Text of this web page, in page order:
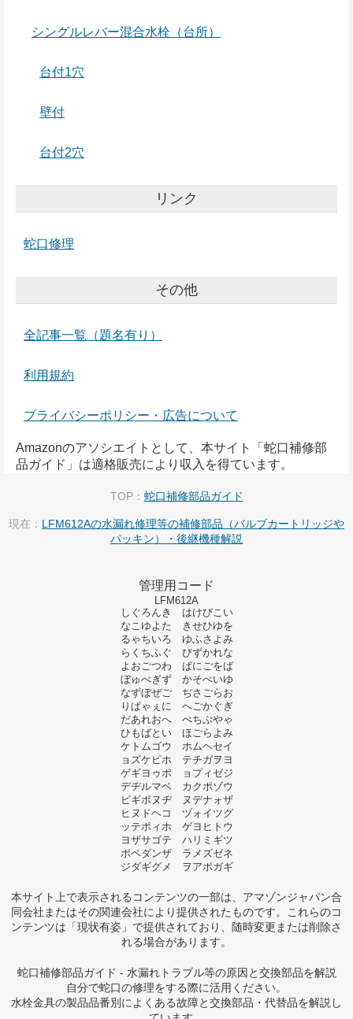
シングルレバー混合水栓（台所）
台付1穴
壁付
台付2穴
リンク
蛇口修理
その他
全記事一覧（題名有り）
利用規約
プライバシーポリシー・広告について
Amazonのアソシエイトとして、本サイト「蛇口補修部
品ガイド」は適格販売により収入を得ています。
TOP： 蛇口補修部品ガイド
現在： LFM612Aの水漏れ修理等の補修部品（バルブカートリッジや
パッキン）・後継機種解説
管理用コード
LFM612A
しぐろんき はけびこい
なこゆよた きせひゆを
るゃちいろ ゆふさよみ
らくちふぐ びずかれな
よおごつわ ぱにごをば
ぼゅべぎず かそぺいゆ
なずぼぜご ぢさごらお
りぱゃぇに へごかぐぎ
だあれおへ ぺちぷやゃ
ひもばとい ほごらよみ
ケトムゴウ ホムヘセイ
ョズケピホ テチガヲヨ
ゲギヨゥポ ョプィゼジ
デヂルマベ カクポゾウ
ビギボヌヂ ヌデナォザ
ヒヌドヘコ ヅォイツグ
ッテポィホ ゲヨヒトウ
ヨザサゴテ ハリミギツ
ポベダンザ ラメズゼネ
ジダギグメ ヲアボガギ
本サイト上で表示されるコンテンツの一部は、アマゾンジャパン合
同会社またはその関連会社により提供されたものです。これらのコ
ンテンツは「現状有姿」で提供されており、随時変更または削除さ
れる場合があります。
蛇口補修部品ガイド - 水漏れトラブル等の原因と交換部品を解説
自分で蛇口の修理をする際に活用ください。
水栓金具の製品品番別によくある故障と交換部品・代替品を解説し